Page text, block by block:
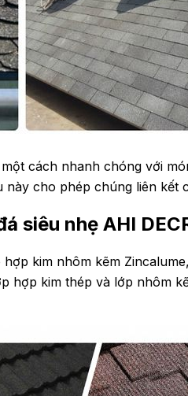
cách nhanh chóng với
cho phép chúng liên
siêu nhẹ AHI
kim nhôm kẽm
hợp kim thép và lớp nhôm